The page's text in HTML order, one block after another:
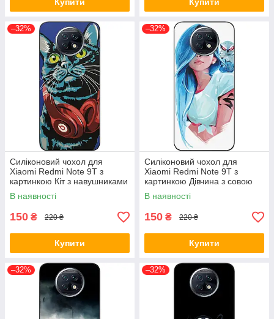
–32%
Силіконовий чохол для
Xiaomi Redmi Note 9T з
картинкою Кіт з навушниками
В наявності
150 ₴ 220 ₴
Купити
–32%
Силіконовий чохол для
Xiaomi Redmi Note 9T з
картинкою Дівчина з совою
В наявності
150 ₴ 220 ₴
Купити
–32% –32%